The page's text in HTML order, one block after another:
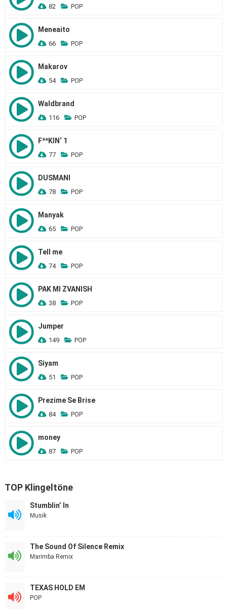
82 POP
Meneaito
66 POP
Makarov
54 POP
Waldbrand
116 POP
F**KIN‘ 1
77 POP
DUSMANI
78 POP
Manyak
65 POP
Tell me
74 POP
PAK MI ZVANISH
38 POP
Jumper
149 POP
Siyam
51 POP
Prezime Se Brise
84 POP
money
87 POP
TOP Klingeltöne
Stumblin’ In
Musik
The Sound Of Silence Remix
Marimba Remix
TEXAS HOLD EM
POP